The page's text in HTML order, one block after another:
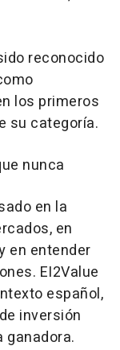
reconocido
los primeros
su categoría.
nunca
en la
en
en entender
EI2Value
español,
inversión
ganadora.